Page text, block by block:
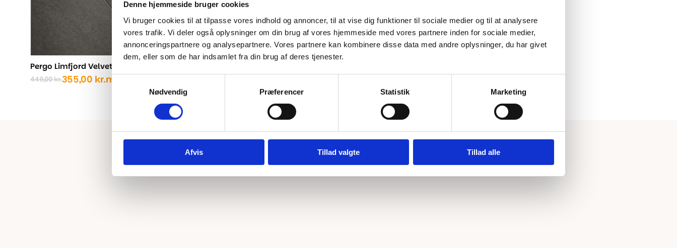
Denne hjemmeside bruger cookies
Vi bruger cookies til at tilpasse vores indhold og annoncer, til at vise dig funktioner til sociale medier og til at analysere
vores trafik. Vi deler også oplysninger om din brug af vores hjemmeside med vores partnere inden for sociale medier,
annonceringspartnere og analysepartnere. Vores partnere kan kombinere disse data med andre oplysninger, du har givet
dem, eller som de har indsamlet fra din brug af deres tjenester.
Samtykkevalg
Nødvendig
Præferencer Statistik Marketing
Afvis Tillad valgte Tillad alle
Pergo Limfjord Velvet Storm
449,00kr.
Den
355,00 kr.
Den
m2
- Inkl. underlag - KAMPAGNE
399,00
Den
399,00 kr..
kr.
Den
239,00 kr..
m2